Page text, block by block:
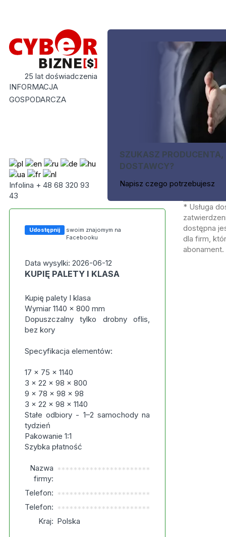
25 lat doświadczenia
INFORMACJA
GOSPODARCZA
Infolina + 48 68 320 93
43
SZUKASZ PRODUCENTA,
DOSTAWCY?
Napisz czego potrzebujesz
Udostępnij
swoim znajomym na
Facebooku
Data wysylki: 2026-06-12
KUPIĘ PALETY I KLASA
Kupię palety I klasa
Wymiar 1140 x 800 mm
Dopuszczalny tylko drobny oflis,
bez kory
Specyfikacja elementów:
17 x 75 x 1140
3 x 22 x 98 x 800
9 x 78 x 98 x 98
3 x 22 x 98 x 1140
Stałe odbiory - 1–2 samochody na
tydzień
Pakowanie 1:1
Szybka płatność
Nazwa
firmy:
***********************
Telefon: ***********************
Telefon: ***********************
Kraj: Polska
* Usługa
dostępna
dla firm,
abonament.